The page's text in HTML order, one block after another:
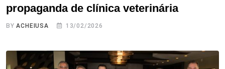
propaganda de clínica veterinária
BYACHEIUSA 13/02/2026